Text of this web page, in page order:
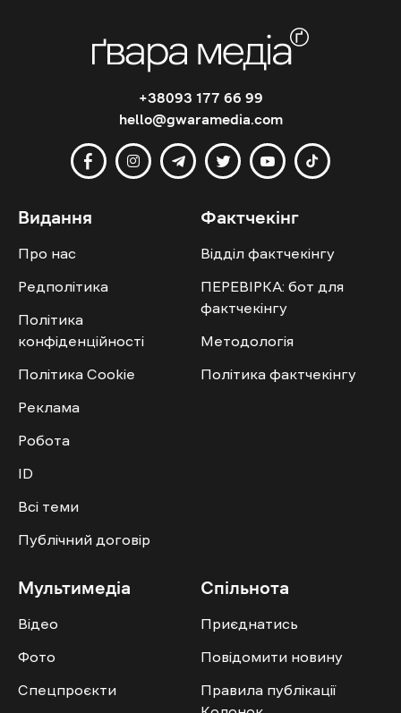
+38093 177 66 99
hello@gwaramedia.com
Видання
Про нас
Редполітика
Політика
конфіденційності
Політика Cookie
Реклама
Робота
ID
Всі теми
Публічний договір
Фактчекінг
Відділ фактчекінгу
ПЕРЕВІРКА: бот для
фактчекінгу
Методологія
Політика фактчекінгу
Мультимедіа
Відео
Фото
Спецпроєкти
Спільнота
Приєднатись
Повідомити новину
Правила публікації